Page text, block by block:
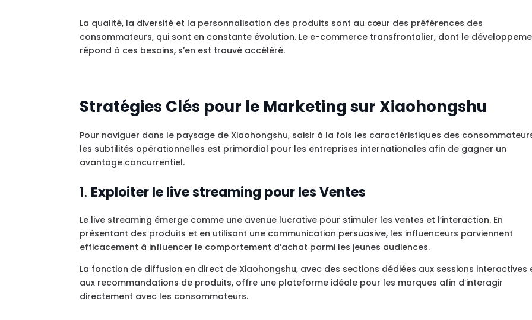
La qualité, la diversité et la personnalisation des produits sont au cœur des préférences des
consommateurs, qui sont en constante évolution. Le e-commerce transfrontalier, dont le
répond à ces besoins, s’en est trouvé accéléré.
Stratégies Clés pour le Marketing sur Xiaohongshu
Pour naviguer dans le paysage de Xiaohongshu, saisir à la fois les caractéristiques des
les subtilités opérationnelles est primordial pour les entreprises internationales afin de gagner un
avantage concurrentiel.
1. Exploiter le live streaming pour les Ventes
Le live streaming émerge comme une avenue lucrative pour stimuler les ventes et l’interaction. En
présentant des produits et en utilisant une communication persuasive, les influenceurs parviennent
efficacement à influencer le comportement d’achat parmi les jeunes audiences.
La fonction de diffusion en direct de Xiaohongshu, avec des sections dédiées aux sessions interactives
aux recommandations de produits, offre une plateforme idéale pour les marques afin d’interagir
directement avec les consommateurs.